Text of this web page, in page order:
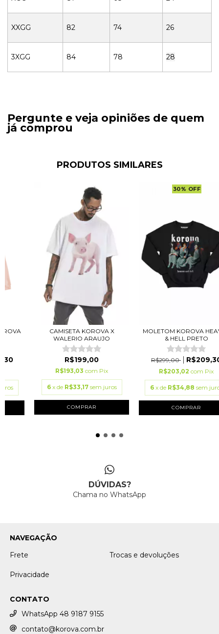
XXGG 82 74 26
3XGG 84 78 28
Pergunte e veja opiniões de quem
já comprou
PRODUTOS SIMILARES
CAMISETA KOROVA X
WALERIO ARAUJO
R$199,00
R$193,03 com Pix
6 x de R$33,17 sem juros
COMPRAR
30% OFF
MOLETOM KOROVA
& HELL PRETO
R$299,00
R$203,02 com Pix
6 x de R$34,88 sem
COMPRAR
DÚVIDAS?
Chama no WhatsApp
NAVEGAÇÃO
Frete
Trocas e devoluções
Privacidade
CONTATO
WhatsApp 48 9187 9155
contato@korova.com.br